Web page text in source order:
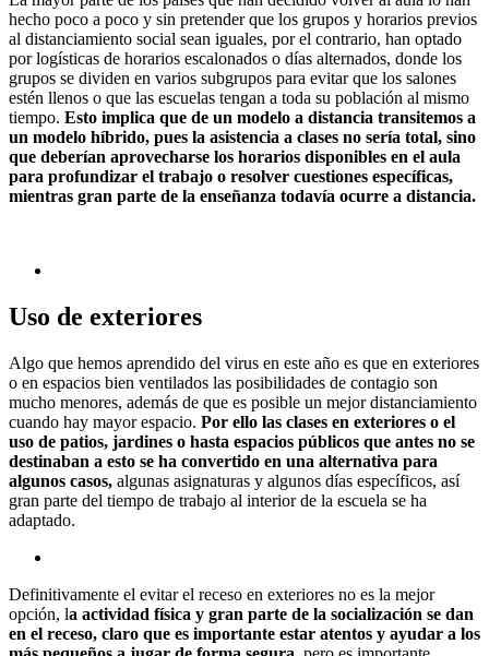
hecho poco a poco y sin pretender que los grupos y horarios previos
al distanciamiento social sean iguales, por el contrario, han optado
por logísticas de horarios escalonados o días alternados, donde los
grupos se dividen en varios subgrupos para evitar que los salones
estén llenos o que las escuelas tengan a toda su población al mismo
tiempo. Esto implica que de un modelo a distancia transitemos a
un modelo híbrido, pues la asistencia a clases no sería total, sino
que deberían aprovecharse los horarios disponibles en el aula
para profundizar el trabajo o resolver cuestiones específicas,
mientras gran parte de la enseñanza todavía ocurre a distancia.
Uso de exteriores
Algo que hemos aprendido del virus en este año es que en exteriores
o en espacios bien ventilados las posibilidades de contagio son
mucho menores, además de que es posible un mejor distanciamiento
cuando hay mayor espacio. Por ello las clases en exteriores o el
uso de patios, jardines o hasta espacios públicos que antes no se
destinaban a esto se ha convertido en una alternativa para
algunos casos, algunas asignaturas y algunos días específicos, así
gran parte del tiempo de trabajo al interior de la escuela se ha
adaptado.
Definitivamente el evitar el receso en exteriores no es la mejor
opción, la actividad física y gran parte de la socialización se dan
en el receso, claro que es importante estar atentos y ayudar a los